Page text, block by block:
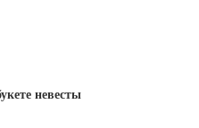
невесты